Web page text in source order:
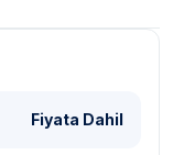
Fiyata Dahil